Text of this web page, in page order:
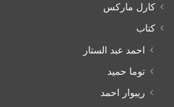
كارل ماركس
كتاب
احمد عبد الستار
توما حميد
ريبوار احمد